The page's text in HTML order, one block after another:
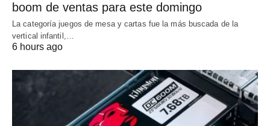
boom de ventas para este domingo
La categoría juegos de mesa y cartas fue la más buscada de la
vertical infantil,…
6 hours ago